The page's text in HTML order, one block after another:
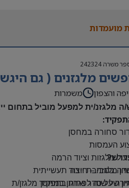
מועמדות
משרה242324
מלגזנים ( גם
והצפון משמרות
ה מלגזנ/ית למפעל מוביל בתחום
סחורה במחסן
העמסות
מלגזות וציוד הרמה
בסביבת ייצור תעשייתית
על סדר וארגון במחסן
מלגזה – חובה
של שנה לפחות בתפקיד מלגזן/ת